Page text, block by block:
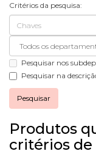
Critérios da pesquisa:
Pesquisar nos
Pesquisar na
Produtos
critérios de